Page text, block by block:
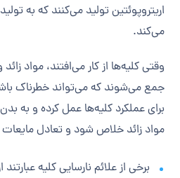
اریتروپوئتین تولید می‌کنند که به
می‌کند.
وقتی کلیه‌ها از کار می‌افتند، مواد
جمع می‌شوند که می‌تواند خطرناک
برای عملکرد کلیه‌ها عمل کرده و به
مواد زائد خلاص شود و تعادل مایعات
برخی از علائم نارسایی کلیه عبارتند